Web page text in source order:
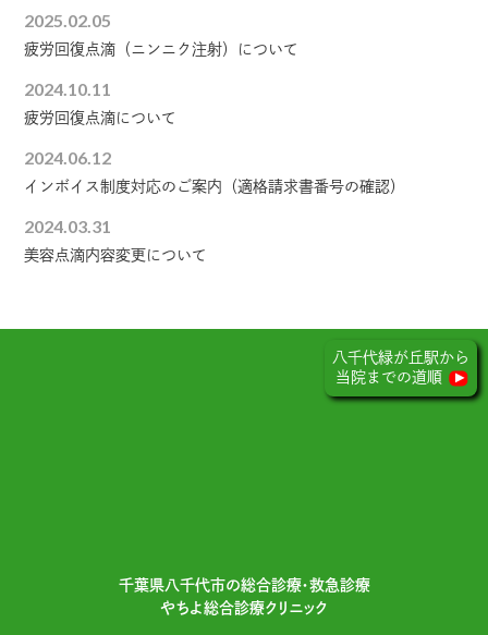
2025.02.05
疲労回復点滴（ニンニク注射）について
2024.10.11
疲労回復点滴について
2024.06.12
インボイス制度対応のご案内（適格請求書番号の確認）
2024.03.31
美容点滴内容変更について
八千代緑が丘駅から
当院までの道順
千葉県⼋千代市の総合診療・救急診療
やちよ総合診療クリニック